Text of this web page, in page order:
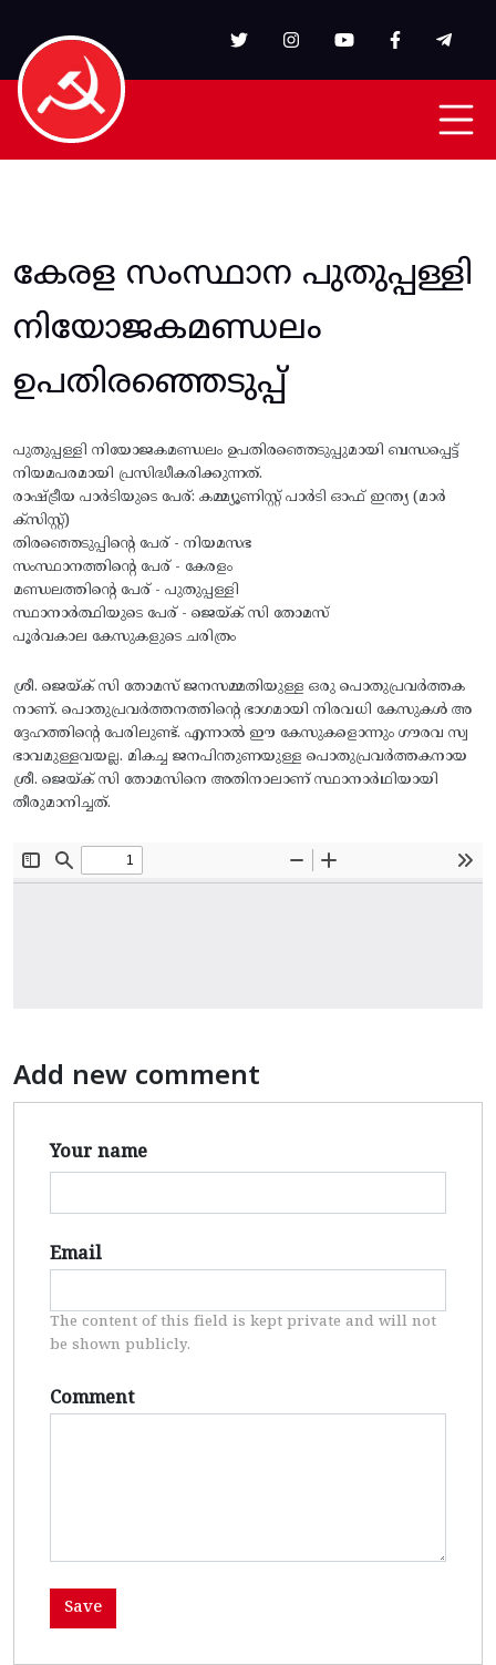
കേരള സംസ്ഥാന പുതുപ്പള്ളി
നിയോജകമണ്ഡലം
ഉപതിരഞ്ഞെടുപ്പ്
പുതുപ്പള്ളി നിയോജകമണ്ഡലം ഉപതിരഞ്ഞെടുപ്പുമായി ബന്ധപ്പെട്ട്
നിയമപരമായി പ്രസിദ്ധീകരിക്കുന്നത്.
രാഷ്ട്രീയ പാർടിയുടെ പേര്: കമ്മ്യൂണിസ്റ്റ് പാർടി ഓഫ് ഇന്ത്യ (മാർ
ക്സിസ്റ്റ്)
തിരഞ്ഞെടുപ്പിന്റെ പേര് - നിയമസഭ
സംസ്ഥാനത്തിന്റെ പേര് - കേരളം
മണ്ഡലത്തിന്റെ പേര് - പുതുപ്പള്ളി
സ്ഥാനാർത്ഥിയുടെ പേര് - ജെയ്ക് സി തോമസ്
പൂർവകാല കേസുകളുടെ ചരിത്രം
ശ്രീ. ജെയ്ക് സി തോമസ് ജനസമ്മതിയുള്ള ഒരു പൊതുപ്രവർത്തക
നാണ്. പൊതുപ്രവർത്തനത്തിന്റെ ഭാഗമായി നിരവധി കേസുകൾ അ
ദ്ദേഹത്തിന്റെ പേരിലുണ്ട്. എന്നാൽ ഈ കേസുകളൊന്നും ഗൗരവ സ്വ
ഭാവമുള്ളവയല്ല. മികച്ച ജനപിന്തുണയുള്ള പൊതുപ്രവർത്തകനായ
ശ്രീ. ജെയ്ക് സി തോമസിനെ അതിനാലാണ് സ്ഥാനാർഥിയായി
തീരുമാനിച്ചത്.
Add new comment
Your name
Email
The content of this field is kept private and will not
be shown publicly.
Comment